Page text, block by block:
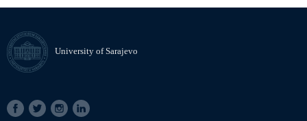
University of Sarajevo
SOCIAL
LINKS